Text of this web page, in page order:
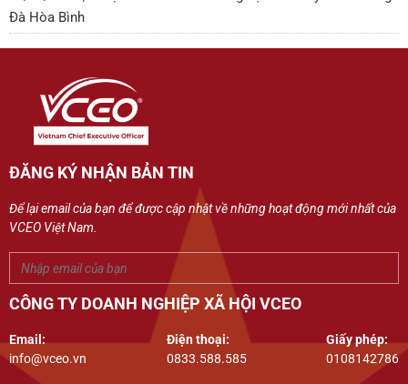
Đà Hòa Bình
ĐĂNG KÝ NHẬN BẢN TIN
Để lại email của bạn để được cập nhật về những hoạt động mới nhất của
VCEO Việt Nam.
CÔNG TY DOANH NGHIỆP XÃ HỘI VCEO
Email:
info@vceo.vn
Điện thoại:
0833.588.585
Giấy phép:
0108142786